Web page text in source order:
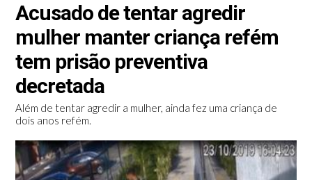
Acusado de tentar agredir
mulher manter criança refém
tem prisão preventiva
decretada
Além de tentar agredir a mulher, ainda fez uma criança de
dois anos refém.